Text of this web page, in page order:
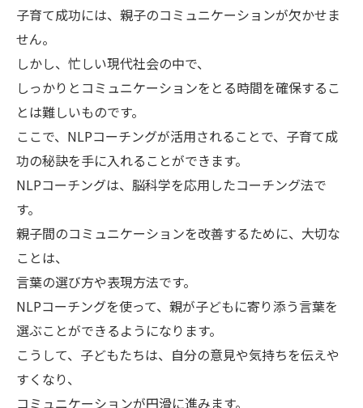
子育て成功には、親子のコミュニケーションが欠かせま
せん。
しかし、忙しい現代社会の中で、
しっかりとコミュニケーションをとる時間を確保するこ
とは難しいものです。
ここで、NLPコーチングが活用されることで、子育て成
功の秘訣を手に入れることができます。
NLPコーチングは、脳科学を応用したコーチング法で
す。
親子間のコミュニケーションを改善するために、大切な
ことは、
言葉の選び方や表現方法です。
NLPコーチングを使って、親が子どもに寄り添う言葉を
選ぶことができるようになります。
こうして、子どもたちは、自分の意見や気持ちを伝えや
すくなり、
コミュニケーションが円滑に進みます。